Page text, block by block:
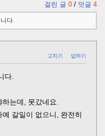
걸린 글 0 / 덧글 4
다.
고치기 답하기
다.
는데, 못갔네요.
갈일이 없으니, 완전히